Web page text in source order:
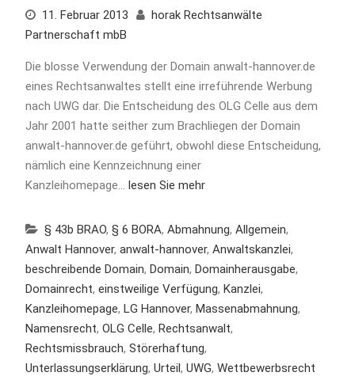
11. Februar 2013
horak Rechtsanwälte
Partnerschaft mbB
Die blosse Verwendung der Domain anwalt-hannover.de
eines Rechtsanwaltes stellt eine irreführende Werbung
nach UWG dar. Die Entscheidung des OLG Celle aus dem
Jahr 2001 hatte seither zum Brachliegen der Domain
anwalt-hannover.de geführt, obwohl diese Entscheidung,
nämlich eine Kennzeichnung einer
Kanzleihomepage… lesen Sie mehr
§ 43b BRAO, § 6 BORA, Abmahnung, Allgemein,
Anwalt Hannover, anwalt-hannover, Anwaltskanzlei,
beschreibende Domain, Domain, Domainherausgabe,
Domainrecht, einstweilige Verfügung, Kanzlei,
Kanzleihomepage, LG Hannover, Massenabmahnung,
Namensrecht, OLG Celle, Rechtsanwalt,
Rechtsmissbrauch, Störerhaftung,
Unterlassungserklärung, Urteil, UWG, Wettbewerbsrecht